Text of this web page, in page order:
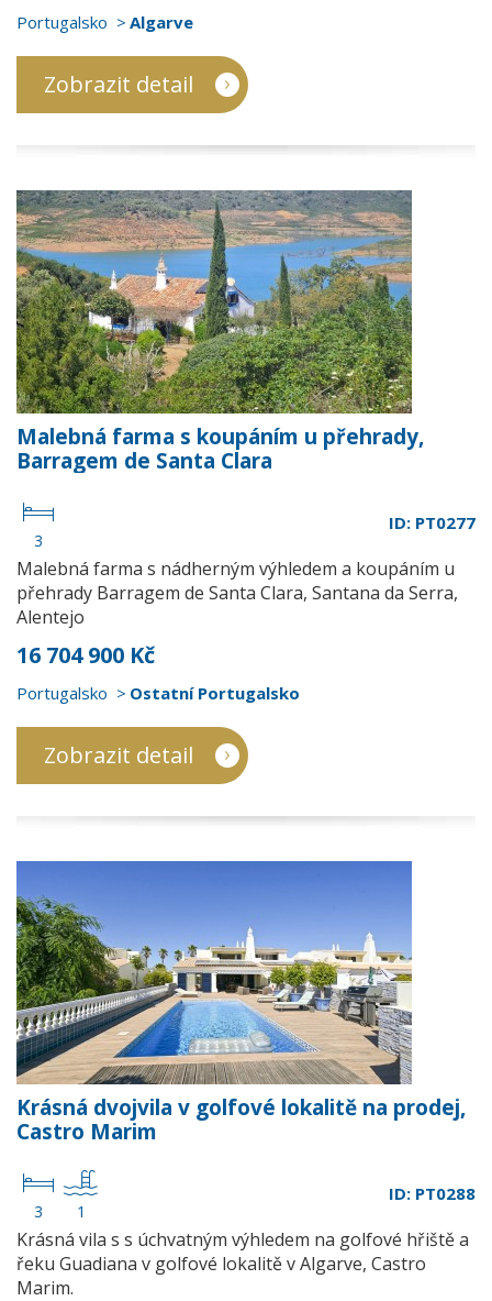
Portugalsko Algarve
Zobrazit detail
Malebná farma s koupáním u přehrady,
Barragem de Santa Clara
3
ID: PT0277
Malebná farma s nádherným výhledem a koupáním u
přehrady Barragem de Santa Clara, Santana da Serra,
Alentejo
16 704 900 Kč
Portugalsko Ostatní Portugalsko
Zobrazit detail
Krásná dvojvila v golfové lokalitě na prodej,
Castro Marim
3 1
ID: PT0288
Krásná vila s s úchvatným výhledem na golfové hřiště a
řeku Guadiana v golfové lokalitě v Algarve, Castro
Marim.